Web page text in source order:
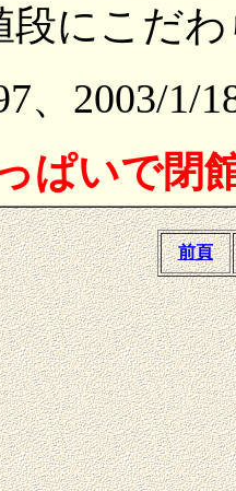
段にこだ
、2003/1/
ぱいで閉
前頁